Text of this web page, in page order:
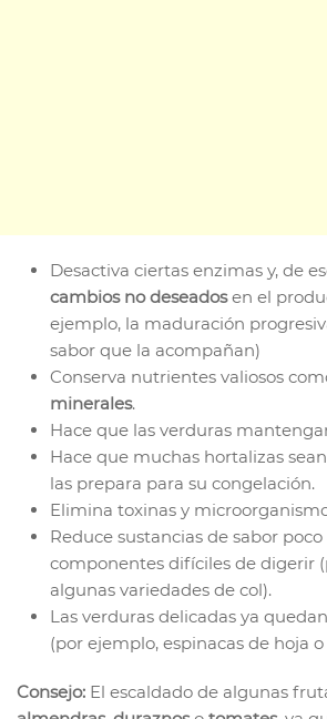
Desactiva ciertas enzimas y, de
cambios no deseadosen el
ejemplo, la maduración
sabor que la acompañan)
Conserva nutrientes valiosos
minerales.
Hace que las verduras
Hace que muchas hortalizas
las prepara para su congelación.
Elimina toxinas y
Reduce sustancias de sabor
componentes difíciles de digerir
algunas variedades de col).
Las verduras delicadas ya
(por ejemplo, espinacas de hoja o
Consejo: El escaldado de algunas